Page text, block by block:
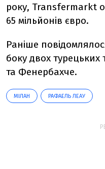
року, Transfermarkt
65 мільйонів євро.
Раніше
боку двох турецьких
та Фенербахче.
МІЛАН РАФАЕЛЬ ЛЕАУ